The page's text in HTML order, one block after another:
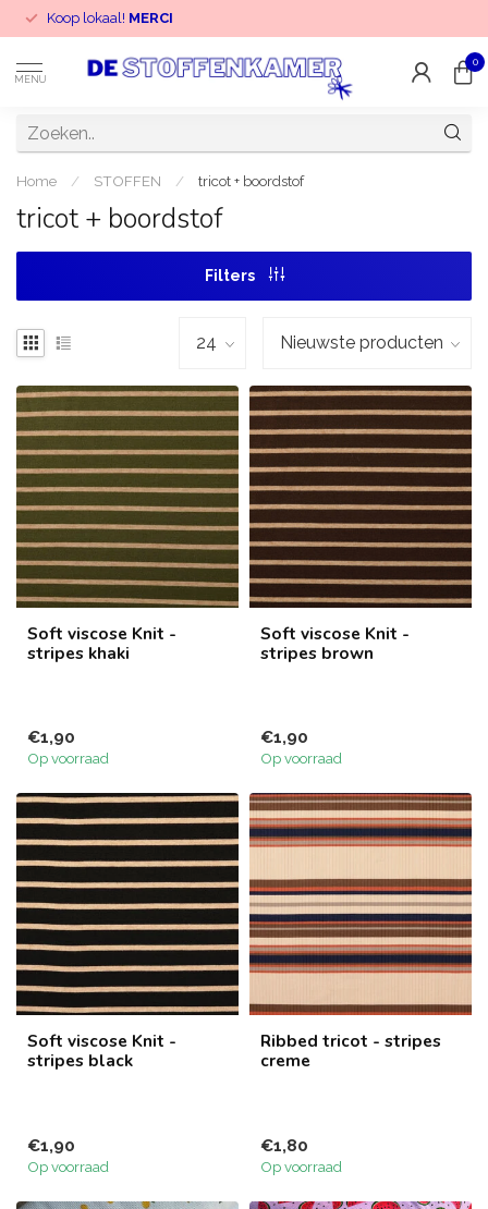
Koop lokaal! MERCI
MENU
0
Home / STOFFEN / tricot + boordstof
tricot + boordstof
Filters
Soft viscose Knit -
stripes khaki
€1,90
Op voorraad
Soft viscose Knit -
stripes brown
€1,90
Op voorraad
Soft viscose Knit -
stripes black
€1,90
Op voorraad
Ribbed tricot - stripes
creme
€1,80
Op voorraad